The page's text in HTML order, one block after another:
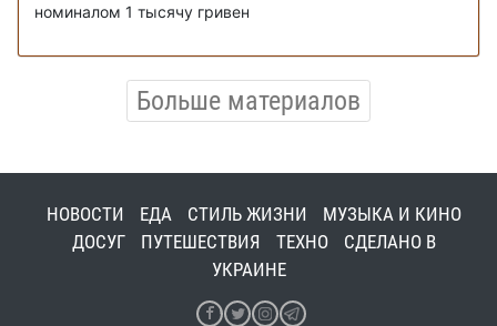
номиналом 1 тысячу гривен
Больше материалов
НОВОСТИ ЕДА СТИЛЬ ЖИЗНИ
МУЗЫКА И КИНО
ДОСУГ
ПУТЕШЕСТВИЯ ТЕХНО
СДЕЛАНО В
УКРАИНЕ